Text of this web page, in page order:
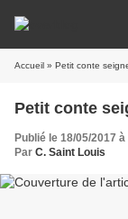
Accueil » Petit conte
Petit conte
Publié le 18/05/2017 à
Par C. Saint Louis